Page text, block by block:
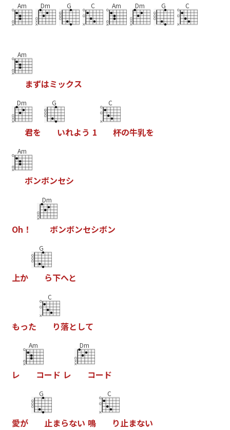
Am Dm G C Am Dm G C
Am
まずはミックス
Dm
君を
G
いれよう 1
C
杯の牛乳を
Am
ボンボンセシ
Oh ！
Dm
ボンボンセシボン
上か
G
ら下へと
もった
C
り落と して
レ
Am
コー ド レ
Dm
コー ド
愛が
G
止まらない 鳴
C
り止まない